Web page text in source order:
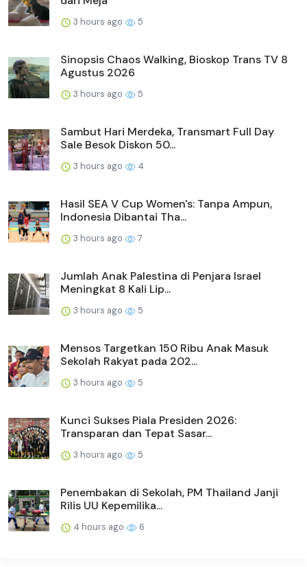
3 hours ago 5
Sinopsis Chaos Walking, Bioskop Trans TV 8
Agustus 2026
3 hours ago 5
Sambut Hari Merdeka, Transmart Full Day
Sale Besok Diskon 50...
3 hours ago 4
Hasil SEA V Cup Women's: Tanpa Ampun,
Indonesia Dibantai Tha...
3 hours ago 7
Jumlah Anak Palestina di Penjara Israel
Meningkat 8 Kali Lip...
3 hours ago 5
Mensos Targetkan 150 Ribu Anak Masuk
Sekolah Rakyat pada 202...
3 hours ago 5
Kunci Sukses Piala Presiden 2026:
Transparan dan Tepat Sasar...
3 hours ago 5
Penembakan di Sekolah, PM Thailand Janji
Rilis UU Kepemilika...
4 hours ago 6